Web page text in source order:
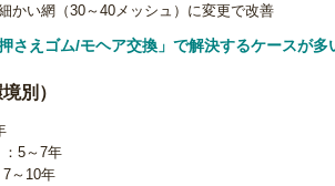
かい網（30～40メッシュ）に変更で改善
さえゴム/モヘア交換」で解決するケースが多
別）
：5～7年
7～10年